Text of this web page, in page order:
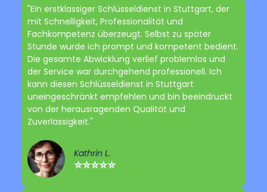
"Ein erstklassiger Schlüsseldienst in Stuttgart, der
mit Schnelligkeit, Professionalität und
Fachkompetenz überzeugt. Selbst zu später
Stunde wurde ich prompt und kompetent bedient.
Die gesamte Abwicklung verlief problemlos und
der Service war durchgehend professionell. Ich
kann diesen Schlüsseldienst in Stuttgart
uneingeschränkt empfehlen und bin beeindruckt
von der herausragenden Qualität und
Zuverlässigkeit."
Kathrin L.
⭐⭐⭐⭐⭐